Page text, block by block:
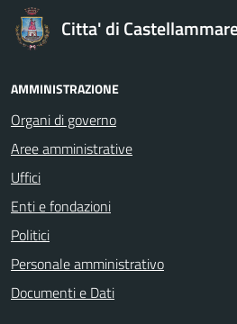
Citta' di
AMMINISTRAZIONE
Organi di governo
Aree amministrative
Uffici
Enti e fondazioni
Politici
Personale amministrativo
Documenti e Dati